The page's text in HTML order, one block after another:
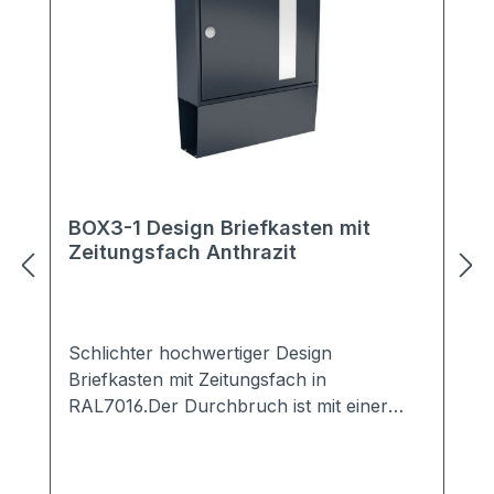
BOX3-1 Design Briefkasten mit
Zeitungsfach Anthrazit
Schlichter hochwertiger Design
Briefkasten mit Zeitungsfach in
RAL7016.Der Durchbruch ist mit einer